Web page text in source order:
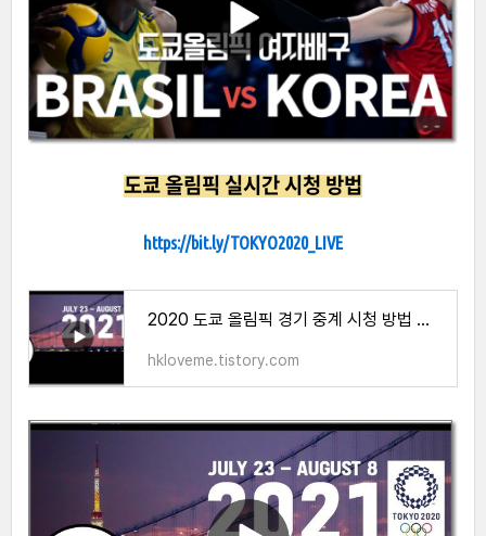
도쿄 올림픽 실시간 시청 방법
https://bit.ly/TOKYO2020_LIVE
2020 도쿄 올림픽 경기 중계 시청 방법 총정리(+무료)
hkloveme.tistory.com